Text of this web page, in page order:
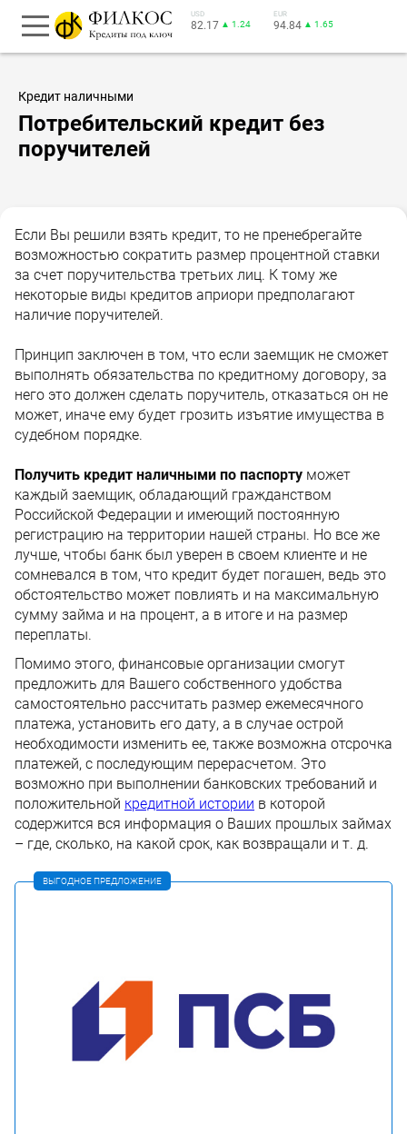
USD
82.17 ▲ 1.24
EUR
94.84 ▲ 1.65
Кредит наличными
Потребительский кредит без
поручителей
Если Вы решили взять кредит, то не пренебрегайте
возможностью сократить размер процентной ставки
за счет поручительства третьих лиц. К тому же
некоторые виды кредитов априори предполагают
наличие поручителей.
Принцип заключен в том, что если заемщик не сможет
выполнять обязательства по кредитному договору, за
него это должен сделать поручитель, отказаться он не
может, иначе ему будет грозить изъятие имущества в
судебном порядке.
Получить кредит наличными по паспорту может
каждый заемщик, обладающий гражданством
Российской Федерации и имеющий постоянную
регистрацию на территории нашей страны. Но все же
лучше, чтобы банк был уверен в своем клиенте и не
сомневался в том, что кредит будет погашен, ведь это
обстоятельство может повлиять и на максимальную
сумму займа и на процент, а в итоге и на размер
переплаты.
Помимо этого, финансовые организации смогут
предложить для Вашего собственного удобства
самостоятельно рассчитать размер ежемесячного
платежа, установить его дату, а в случае острой
необходимости изменить ее, также возможна отсрочка
платежей, с последующим перерасчетом. Это
возможно при выполнении банковских требований и
положительной кредитной истории в которой
содержится вся информация о Ваших прошлых займах
– где, сколько, на какой срок, как возвращали и т. д.
ВЫГОДНОЕ ПРЕДЛОЖЕНИЕ